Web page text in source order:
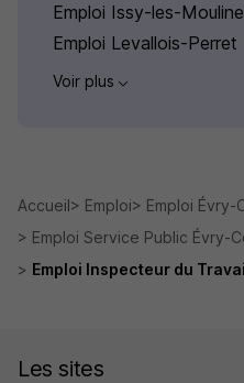
Emploi Issy-les-
Emploi Levallois-Perret
Voir plus
Accueil Emploi
Emploi Évry-
Emploi Service Public Évry-
Emploi Inspecteur du
Les sites